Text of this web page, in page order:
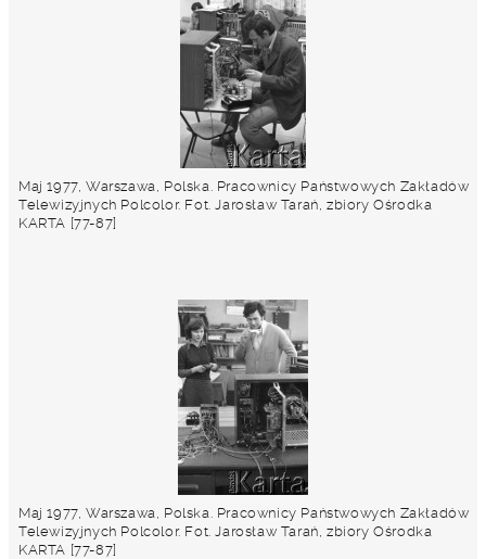
Maj 1977, Warszawa, Polska. Pracownicy Państwowych Zakładów
Telewizyjnych Polcolor. Fot. Jarosław Tarań, zbiory Ośrodka
KARTA [77-87]
Maj 1977, Warszawa, Polska. Pracownicy Państwowych Zakładów
Telewizyjnych Polcolor. Fot. Jarosław Tarań, zbiory Ośrodka
KARTA [77-87]